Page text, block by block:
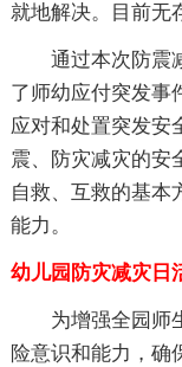
就地解决。目前无
通过本次防震
了师幼应付突发事
应对和处置突发安
震、防灾减灾的安
自救、互救的基本
能力。
幼儿园防灾减灾日
为增强全园师
险意识和能力，确